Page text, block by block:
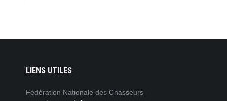
Nos campagnes sont de plus en plus
Nous sommes convaincus
LIENS UTILES
Fédération Nationale des Chasseurs